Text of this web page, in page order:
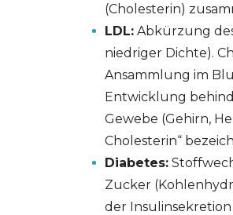
(Cholesterin)
LDL:Abkürzung
niedriger Dichte).
Ansammlung im
Entwicklung
Gewebe (Gehirn,
Cholesterin“
Diabetes:
Zucker
der